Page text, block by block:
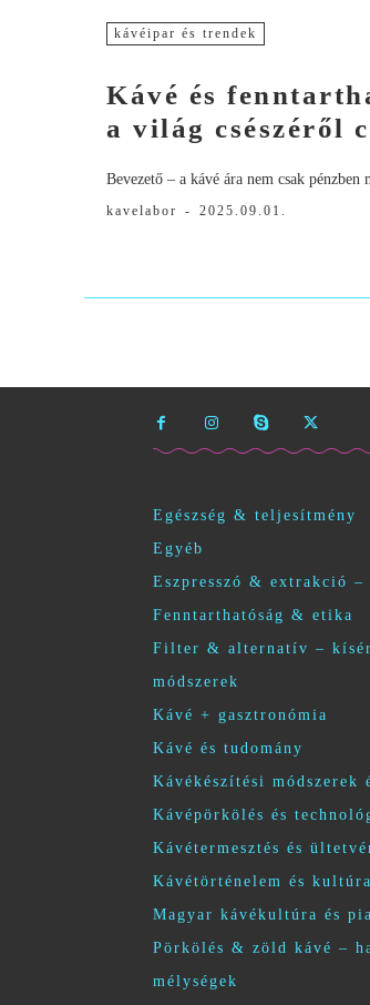
kávéipar és trendek
Kávé és
a világ csészéről
Bevezető – a kávé ára nem csak
kavelabor - 2025.09.01.
Egészség & teljesítmény
Egyéb
Eszpresszó & extrakció –
Fenntarthatóság & etika
Filter & alternatív –
módszerek
Kávé + gasztronómia
Kávé és tudomány
Kávékészítési módszerek
Kávépörkölés és
Kávétermesztés és
Kávétörténelem és kultúra
Magyar kávékultúra és
Pörkölés & zöld kávé –
mélységek